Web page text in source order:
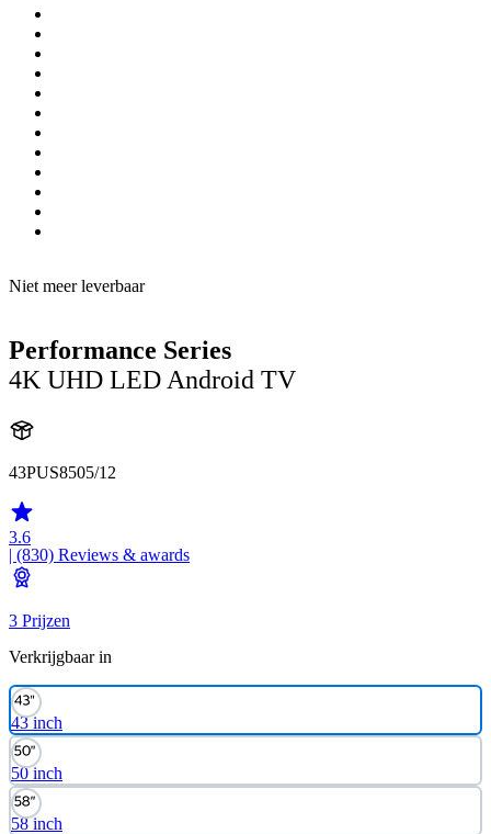
Niet meer leverbaar
Performance Series
4K UHD LED Android TV
43PUS8505/12
3.6
| (830) Reviews & awards
3 Prijzen
Verkrijgbaar in
43 inch
50 inch
58 inch